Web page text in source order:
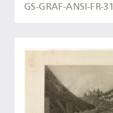
GS-GRAF-ANSI-FR-31